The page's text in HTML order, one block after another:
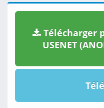
Télécharger
USENET